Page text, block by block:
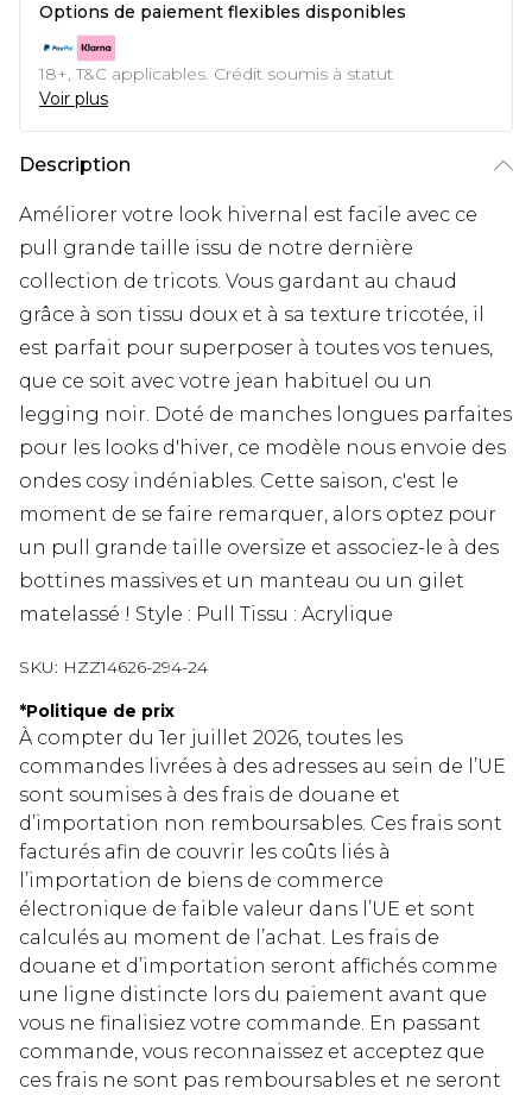
Options de paiement flexibles disponibles
18+, T&C applicables. Crédit soumis à statut
Voir plus
Description
Améliorer votre look hivernal est facile avec ce
pull grande taille issu de notre dernière
collection de tricots. Vous gardant au chaud
grâce à son tissu doux et à sa texture tricotée, il
est parfait pour superposer à toutes vos tenues,
que ce soit avec votre jean habituel ou un
legging noir. Doté de manches longues parfaites
pour les looks d'hiver, ce modèle nous envoie des
ondes cosy indéniables. Cette saison, c'est le
moment de se faire remarquer, alors optez pour
un pull grande taille oversize et associez-le à des
bottines massives et un manteau ou un gilet
matelassé ! Style : Pull Tissu : Acrylique
SKU: HZZ14626-294-24
*Politique de prix
À compter du 1er juillet 2026, toutes les
commandes livrées à des adresses au sein de l’UE
sont soumises à des frais de douane et
d’importation non remboursables. Ces frais sont
facturés afin de couvrir les coûts liés à
l’importation de biens de commerce
électronique de faible valeur dans l’UE et sont
calculés au moment de l’achat. Les frais de
douane et d’importation seront affichés comme
une ligne distincte lors du paiement avant que
vous ne finalisiez votre commande. En passant
commande, vous reconnaissez et acceptez que
ces frais ne sont pas remboursables et ne seront